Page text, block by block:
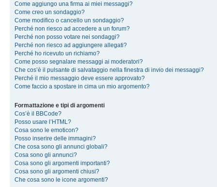
Come aggiungo una firma ai miei messaggi?
Come creo un sondaggio?
Come modifico o cancello un sondaggio?
Perché non riesco ad accedere a un forum?
Perché non posso votare nei sondaggi?
Perché non riesco ad aggiungere allegati?
Perché ho ricevuto un richiamo?
Come posso segnalare messaggi ai moderatori?
Che cos’è il pulsante di salvataggio nella finestra di invio dei messaggi?
Perché il mio messaggio deve essere approvato?
Come faccio a spostare in cima un mio argomento?
Formattazione e tipi di argomenti
Cos’è il BBCode?
Posso usare l’HTML?
Cosa sono le emoticon?
Posso inserire delle immagini?
Che cosa sono gli annunci globali?
Cosa sono gli annunci?
Cosa sono gli argomenti importanti?
Cosa sono gli argomenti chiusi?
Che cosa sono le icone argomenti?